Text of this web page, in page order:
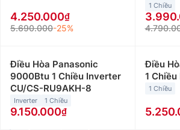
4.250.000
5.690.000-25%
1 Chiều
Điều Hòa Panasonic
9000Btu 1 Chiều Inverter
CU/CS-RU9AKH-8
Inverter 1 Chiều
9.150.000
Điều
1 Chiều
1 Chiều